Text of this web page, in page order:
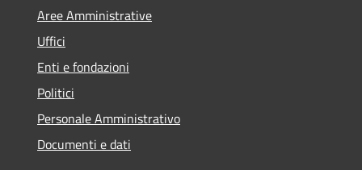
Aree Amministrative
Uffici
Enti e fondazioni
Politici
Personale Amministrativo
Documenti e dati